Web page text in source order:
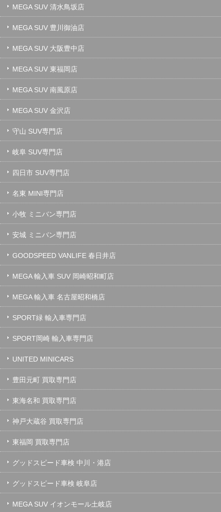
MEGA SUV 清水鳥坂店
MEGA SUV 豊川御油店
MEGA SUV 大阪豊中店
MEGA SUV 東福岡店
MEGA SUV 南風原店
MEGA SUV 金沢店
守山 SUV専門店
岐阜 SUV専門店
四日市 SUV専門店
名東 MINI専門店
小牧 ミニバン専門店
安城 ミニバン専門店
GOODSPEED VANLIFE 春日井店
MEGA 輸入車 SUV 岡崎昭和町店
MEGA 輸入車 名古屋昭和橋店
SPORT緑 輸入車専門店
SPORT岡崎 輸入車専門店
UNITED MINICARS
豊田元町 買取専門店
東海名和 買取専門店
神戸大蔵谷 買取専門店
東福岡 買取専門店
グッドスピード車検 中川・港店
グッドスピード車検 岐阜店
MEGA SUV イオンモール土岐店